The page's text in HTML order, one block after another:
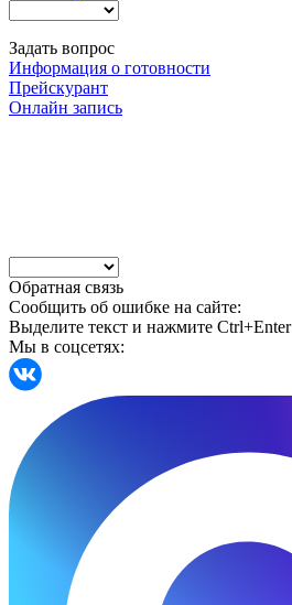
Задать вопрос
Информация о готовности
Прейскурант
Онлайн запись
Обратная связь
Сообщить об ошибке на сайте:
Выделите текст и нажмите Ctrl+Enter
Мы в соцсетях: